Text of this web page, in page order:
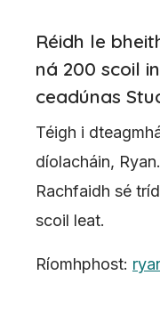
Réidh le
ná 200 scoil
ceadúnas
Téigh i
díolacháin, Ryan.
Rachfaidh sé
scoil leat.
Ríomhphost: